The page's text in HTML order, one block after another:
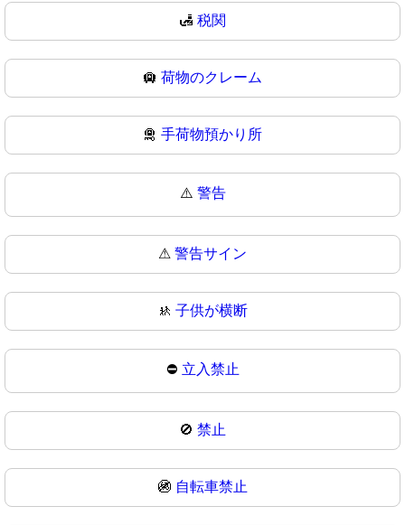
🛃 税関
🛄 荷物のクレーム
🛅 手荷物預かり所
⚠️ 警告
⚠ 警告サイン
🚸 子供が横断
⛔ 立入禁止
🚫 禁止
🚳 自転車禁止